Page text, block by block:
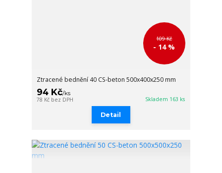
109 Kč
- 14 %
Ztracené bednění 40 CS-beton 500x400x250 mm
94 Kč/ks
78 Kč bez DPH Skladem 163 ks
Detail